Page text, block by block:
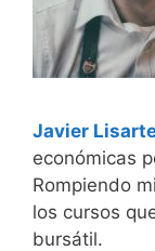
Javier
económicas
Rompiendo
los cursos
bursátil.